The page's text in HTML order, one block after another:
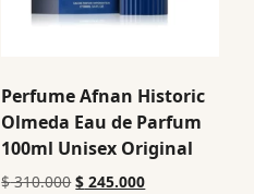
Perfume Afnan Historic
Olmeda Eau de Parfum
100ml Unisex Original
$310.000 $ 245.000